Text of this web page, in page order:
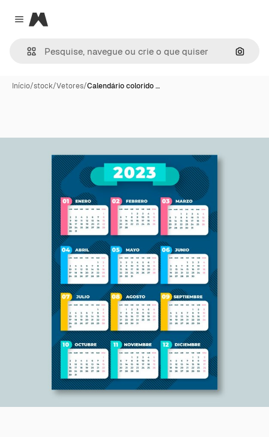
Close menu
Magnific
Início/stock/Vetores/Calendário colorido …